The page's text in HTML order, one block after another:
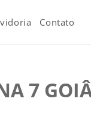
Contato
7